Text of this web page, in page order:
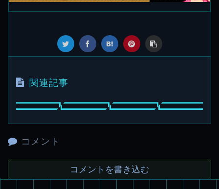
関連記事
コメント
コメントを書き込む